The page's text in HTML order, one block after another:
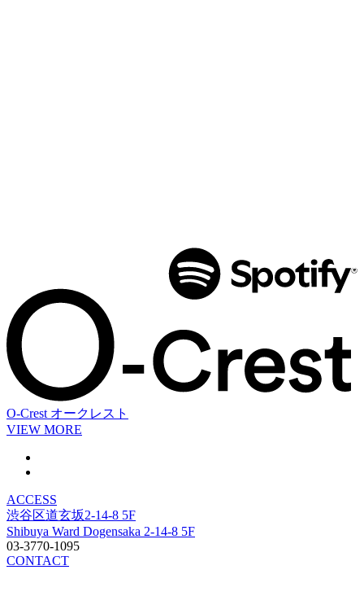
O-Crest オークレスト
VIEW MORE
ACCESS
渋谷区道玄坂2-14-8 5F
Shibuya Ward Dogensaka 2-14-8 5F
03-3770-1095
CONTACT